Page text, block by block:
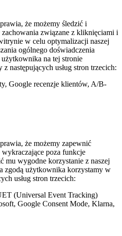
że możemy śledzić i
związane z kliknięciami i
w celu optymalizacji naszej
ogólnego doświadczenia
na tej stronie
następujących usług stron trzecich:
Google recenzje klientów, A/B-
że możemy zapewnić
poza funkcje
mu wygodne korzystanie z naszej
zgodą użytkownika korzystamy w
usług stron trzecich:
(Universal Event Tracking)
Google Consent Mode, Klarna,